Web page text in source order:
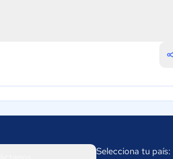
Selecciona tu país: